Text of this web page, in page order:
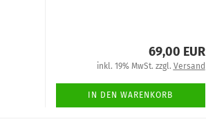
69,00 EUR
inkl. 19% MwSt. zzgl. Versand
IN DEN WARENKORB